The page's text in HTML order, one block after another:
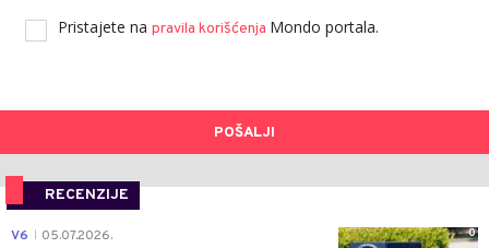
Pristajete na pravila korišćenja Mondo portala.
POŠALJI
RECENZIJE
0
V6 05.07.2026.